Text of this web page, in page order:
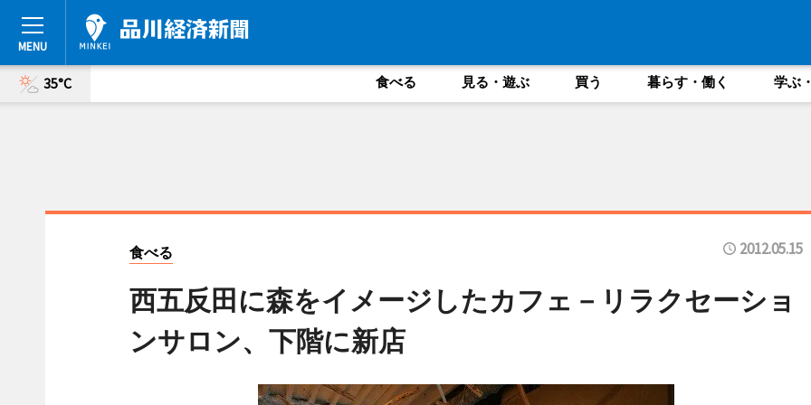
35°C 食べる 見る・遊ぶ 買う 暮らす・働く 学ぶ
食べる 2012.05.15
西五反田に森をイメージしたカフェ－リラクセーショ
ンサロン、下階に新店